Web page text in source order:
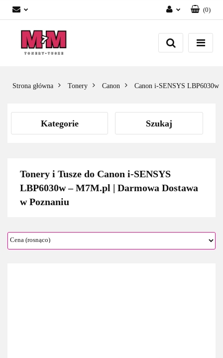
Zaloguj się
Załóż konto
(0)
Strona główna Tonery Canon Canon i-SENSYS LBP6030w
Kategorie Szukaj
Tonery i Tusze do Canon i-SENSYS
LBP6030w – M7M.pl | Darmowa Dostawa
w Poznaniu